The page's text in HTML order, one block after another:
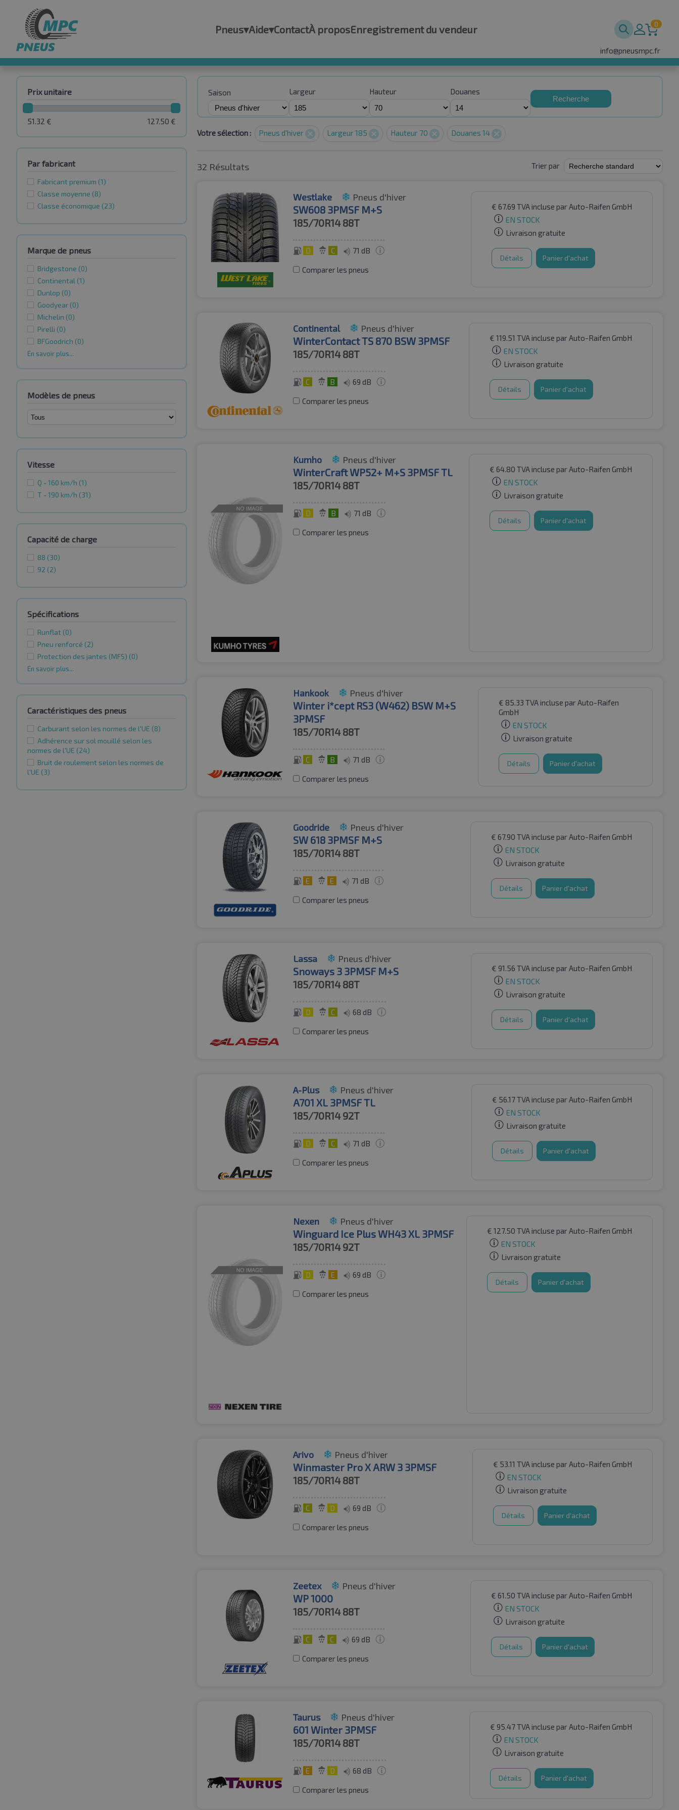
Pneus▾Aide▾ContactÀ proposEnregistrement du vendeur 0
info@pneusmpc.fr
Prix unitaire
127.50 €
51.32 €
Par fabricant
Fabricant premium (1)
Classe moyenne (8)
Classe économique (23)
Marque de pneus
Bridgestone (0)
Continental (1)
Dunlop (0)
Goodyear (0)
Michelin (0)
Pirelli (0)
BFGoodrich (0)
En savoir plus...
Modèles de pneus
Vitesse
Q - 160 km/h (1)
T - 190 km/h (31)
Capacité de charge
88 (30)
92 (2)
Spécifications
Runflat (0)
Pneu renforcé (2)
Protection des jantes (MFS) (0)
En savoir plus...
Caractéristiques des pneus
Carburant selon les normes de l'UE (8)
Adhérence sur sol mouillé selon les
normes de l'UE (24)
Bruit de roulement selon les normes de
l'UE (3)
Saison Largeur Hauteur Douanes
Recherche
Votre sélection : Pneus d'hiver Largeur 185 Hauteur 70 Douanes 14
32 Résultats Trier par
Westlake Pneus d'hiver
SW608 3PMSF M+S
185/70R1488T
D C 71 dB
Comparer les pneus
€ 67.69 TVA incluse par Auto-Raifen GmbH
EN STOCK
Livraison gratuite
Détails Panier d'achat
Continental Pneus d'hiver
WinterContact TS 870 BSW 3PMSF
185/70R1488T
C B 69 dB
Comparer les pneus
€ 119.51 TVA incluse par Auto-Raifen GmbH
EN STOCK
Livraison gratuite
Détails Panier d'achat
Kumho Pneus d'hiver
WinterCraft WP52+ M+S 3PMSF TL
185/70R1488T
D B 71 dB
Comparer les pneus
€ 64.80 TVA incluse par Auto-Raifen GmbH
EN STOCK
Livraison gratuite
Détails Panier d'achat
Hankook Pneus d'hiver
Winter i*cept RS3 (W462) BSW M+S
3PMSF
185/70R1488T
C B 71 dB
Comparer les pneus
€ 85.33 TVA incluse par Auto-Raifen
GmbH
EN STOCK
Livraison gratuite
Détails Panier d'achat
Goodride Pneus d'hiver
SW 618 3PMSF M+S
185/70R1488T
E E 71 dB
Comparer les pneus
€ 67.90 TVA incluse par Auto-Raifen GmbH
EN STOCK
Livraison gratuite
Détails Panier d'achat
Lassa Pneus d'hiver
Snoways 3 3PMSF M+S
185/70R1488T
D C 68 dB
Comparer les pneus
€ 91.56 TVA incluse par Auto-Raifen GmbH
EN STOCK
Livraison gratuite
Détails Panier d'achat
A-Plus Pneus d'hiver
A701 XL 3PMSF TL
185/70R1492T
D C 71 dB
Comparer les pneus
€ 56.17TVA incluse par Auto-Raifen GmbH
EN STOCK
Livraison gratuite
Détails Panier d'achat
Nexen Pneus d'hiver
Winguard Ice Plus WH43 XL 3PMSF
185/70R1492T
D E 69 dB
Comparer les pneus
€ 127.50 TVA incluse par Auto-Raifen GmbH
EN STOCK
Livraison gratuite
Détails Panier d'achat
Arivo Pneus d'hiver
Winmaster Pro X ARW 3 3PMSF
185/70R1488T
C D 69 dB
Comparer les pneus
€ 53.11 TVA incluse par Auto-Raifen GmbH
EN STOCK
Livraison gratuite
Détails Panier d'achat
Zeetex Pneus d'hiver
WP 1000
185/70R1488T
C C 69 dB
Comparer les pneus
€ 61.50 TVA incluse par Auto-Raifen GmbH
EN STOCK
Livraison gratuite
Détails Panier d'achat
Taurus Pneus d'hiver
601 Winter 3PMSF
185/70R1488T
E D 68 dB
Comparer les pneus
€ 95.47TVA incluse par Auto-Raifen GmbH
EN STOCK
Livraison gratuite
Détails Panier d'achat